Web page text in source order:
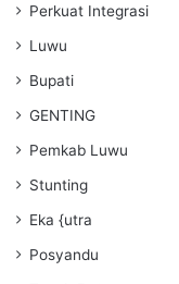
Perkuat Integrasi
Luwu
Bupati
GENTING
Pemkab Luwu
Stunting
Eka {utra
Posyandu